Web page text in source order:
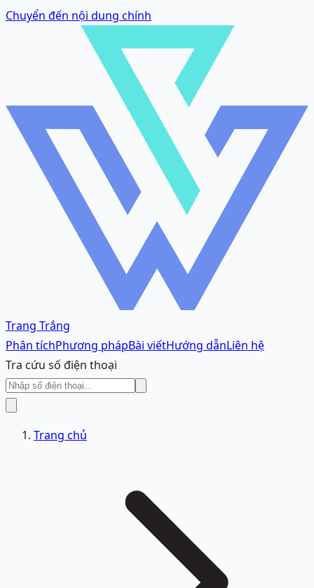
Chuyển đến nội dung chính
Trang Trắng
Phân tíchPhương phápBài viếtHướng dẫnLiên hệ
Tra cứu số điện thoại
Trang chủ